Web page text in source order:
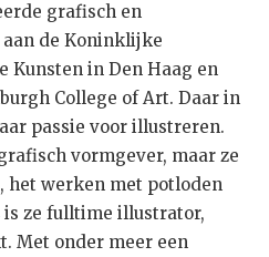
grafisch en
de Koninklijke
Kunsten in Den Haag en
College of Art. Daar in
passie voor illustreren.
vormgever, maar ze
het werken met potloden
is ze fulltime illustrator,
Met onder meer een